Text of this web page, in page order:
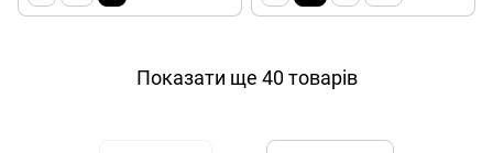
Показати ще 40 товарів